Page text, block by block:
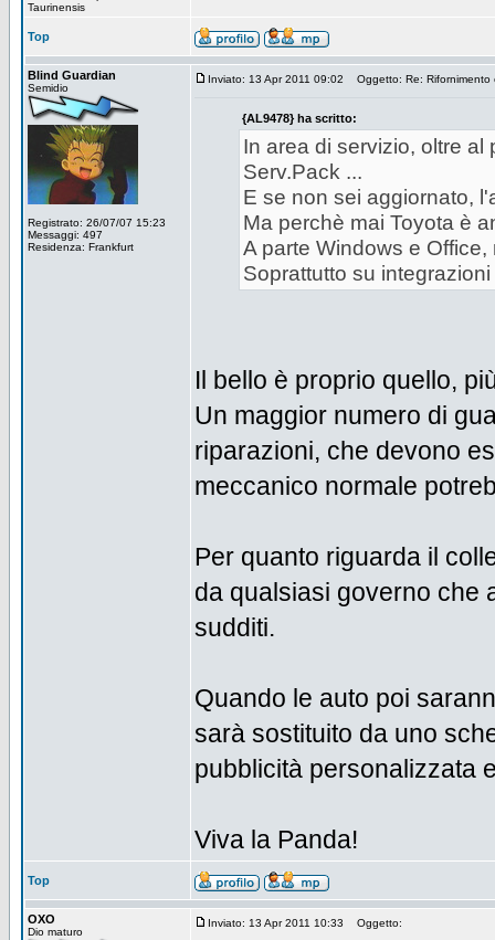
Taurinensis
Top
Blind Guardian
Semidio
Registrato: 26/07/07 15:23
Messaggi: 497
Residenza: Frankfurt
Inviato: 13 Apr 2011 09:02 Oggetto: Re: Rifornimento
{AL9478} ha scritto:
In area di servizio, oltre
Serv.Pack ...
E se non sei aggiornato,
Ma perchè mai Toyota è
A parte Windows e
Soprattutto su
Il bello è proprio quello,
Un maggior numero di
riparazioni, che devono
meccanico normale
Per quanto riguarda il
da qualsiasi governo che
sudditi.
Quando le auto poi
sarà sostituito da uno
pubblicità personalizzata
Viva la Panda!
Top
OXO
Dio maturo
Inviato: 13 Apr 2011 10:33 Oggetto: